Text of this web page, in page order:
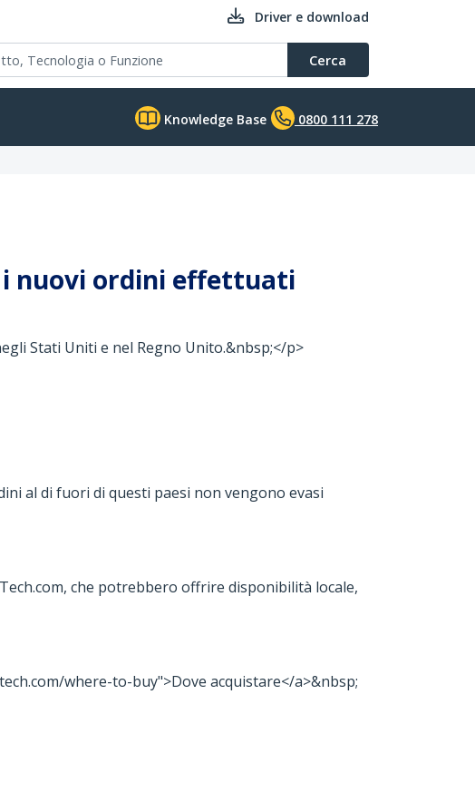
Driver e download
Cerca
Knowledge Base 0800 111 278
i nuovi ordini effettuati
Stati Uniti e nel Regno Unito.&nbsp;</p>
al di fuori di questi paesi non vengono evasi
che potrebbero offrire disponibilità locale,
where-to-buy">Dove acquistare</a>&nbsp;